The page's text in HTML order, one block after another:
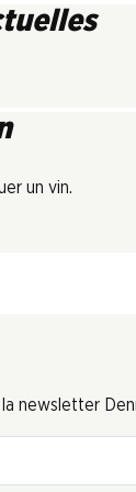
un vin.
newsletter